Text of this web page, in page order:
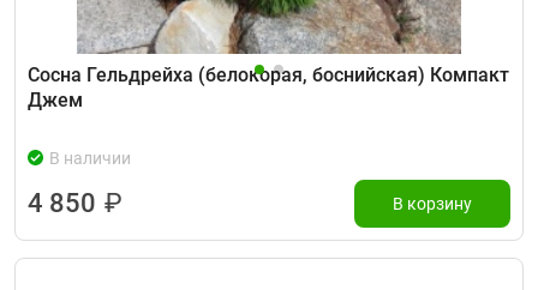
Сосна Гельдрейха (белокорая, боснийская) Компакт
Джем
В наличии
4 850 ₽ В корзину